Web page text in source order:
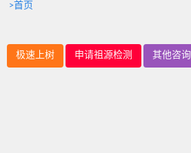
>首页
极速上树 申请祖源检测 其他咨询